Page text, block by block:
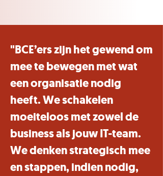
"BCE’ers zijn het gewend om
mee te bewegen met wat
een organisatie nodig
heeft. We schakelen
moeiteloos met zowel de
business als jouw IT-team.
We denken strategisch mee
en stappen, indien nodig,